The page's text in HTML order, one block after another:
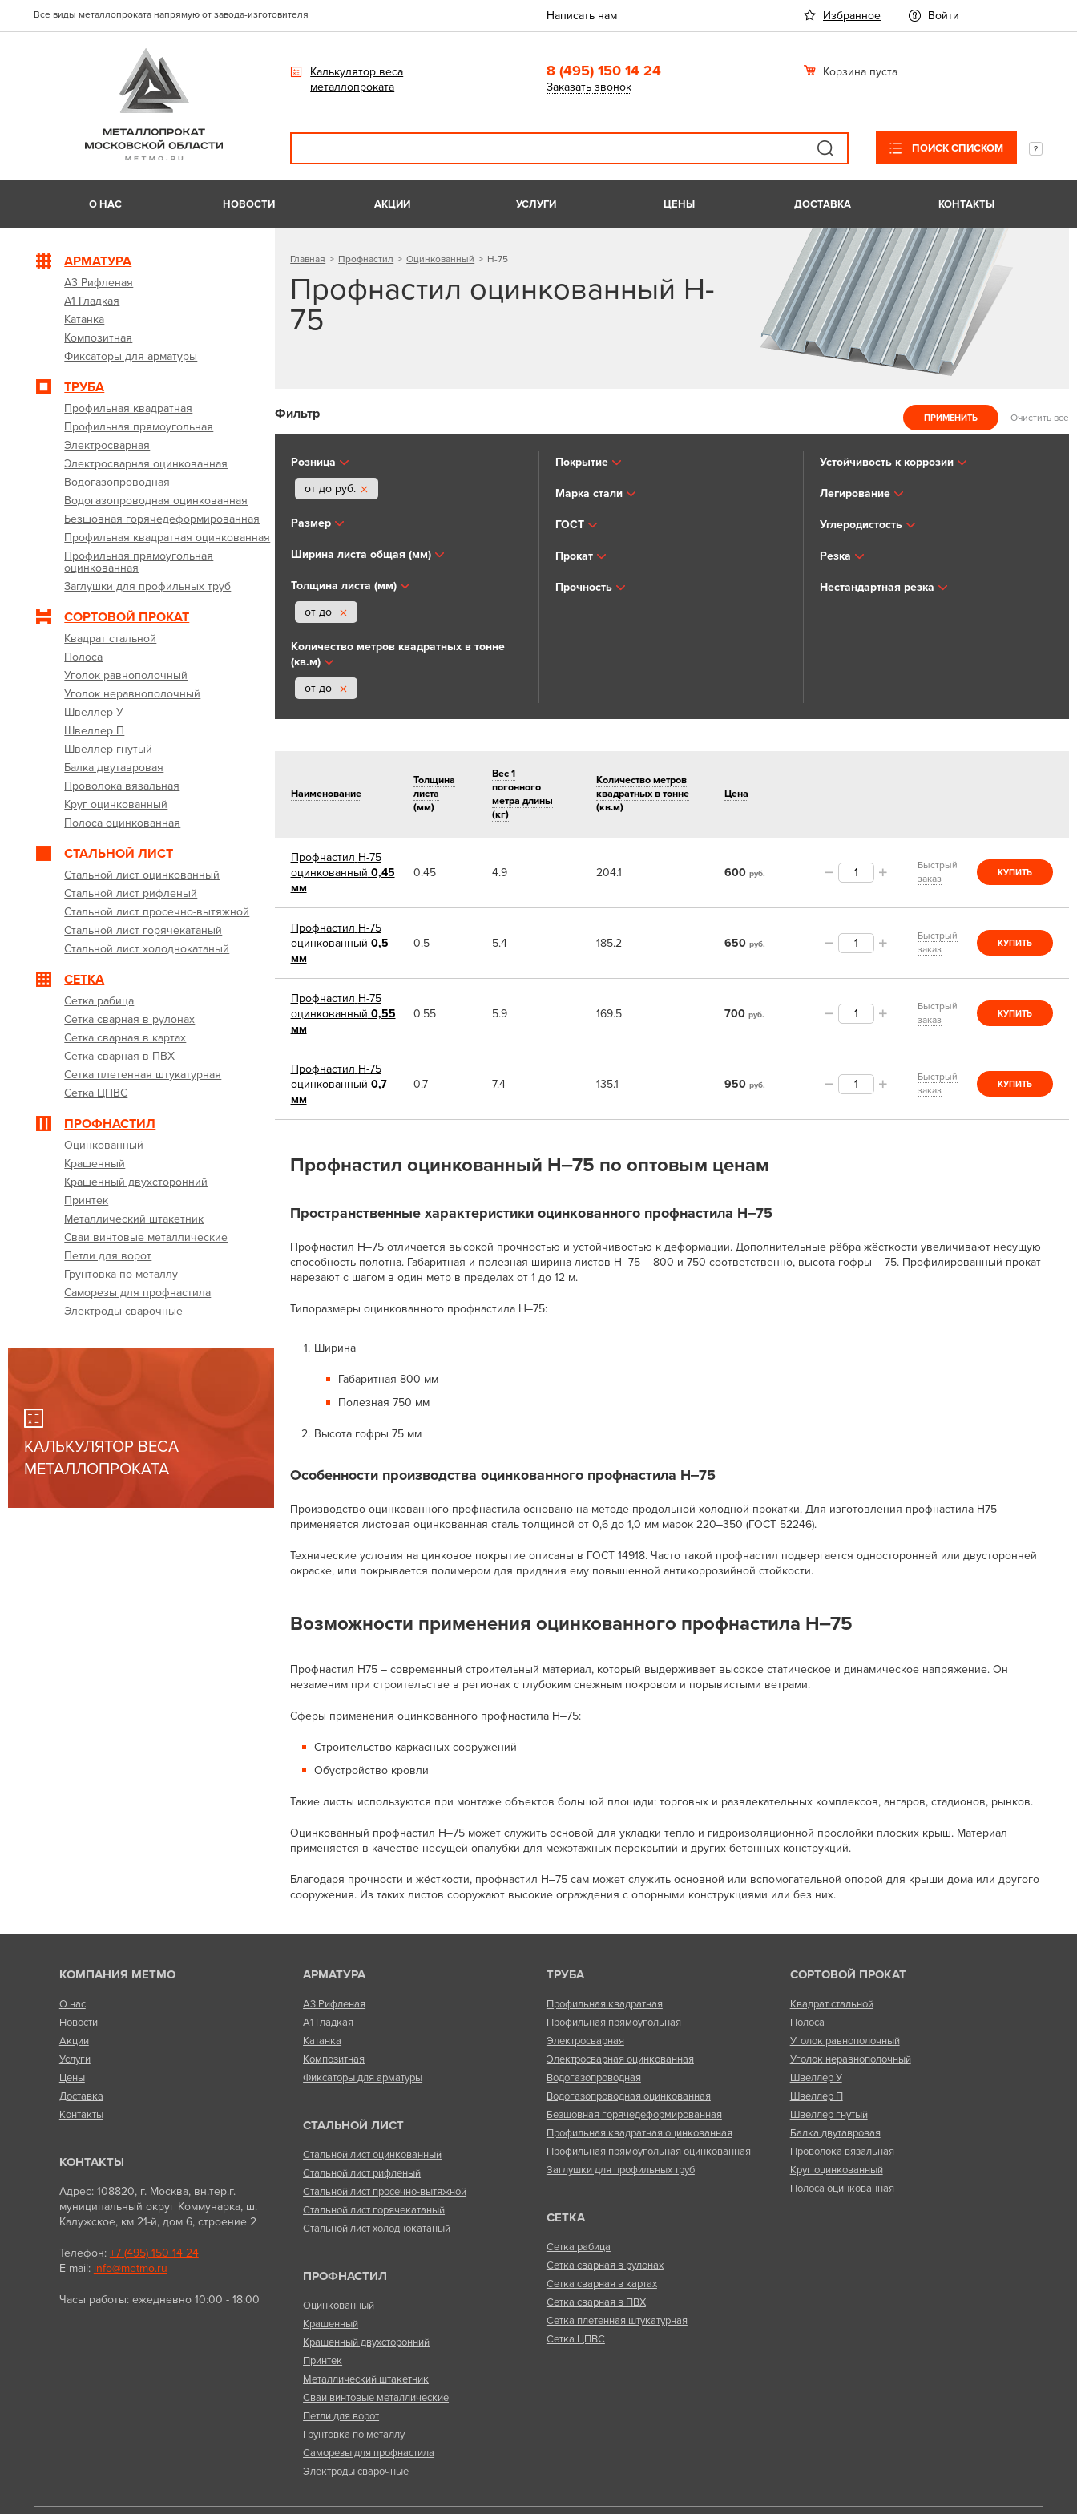
Все виды металлопроката напрямую от завода-изготовителя Написать нам Избранное Войти
Калькулятор веса
металлопроката
8 (495) 150 14 24
Заказать звонок
Корзина пуста
ПОИСК СПИСКОМ
О НАС НОВОСТИ АКЦИИ УСЛУГИ ЦЕНЫ ДОСТАВКА КОНТАКТЫ
АРМАТУРА
А3 Рифленая
А1 Гладкая
Катанка
Композитная
Фиксаторы для арматуры
ТРУБА
Профильная квадратная
Профильная прямоугольная
Электросварная
Электросварная оцинкованная
Водогазопроводная
Водогазопроводная оцинкованная
Безшовная горячедеформированная
Профильная квадратная оцинкованная
Профильная прямоугольная
оцинкованная
Заглушки для профильных труб
СОРТОВОЙ ПРОКАТ
Квадрат стальной
Полоса
Уголок равнополочный
Уголок неравнополочный
Швеллер У
Швеллер П
Швеллер гнутый
Балка двутавровая
Проволока вязальная
Круг оцинкованный
Полоса оцинкованная
СТАЛЬНОЙ ЛИСТ
Стальной лист оцинкованный
Стальной лист рифленый
Стальной лист просечно-вытяжной
Стальной лист горячекатаный
Стальной лист холоднокатаный
СЕТКА
Сетка рабица
Сетка сварная в рулонах
Сетка сварная в картах
Сетка сварная в ПВХ
Сетка плетенная штукатурная
Сетка ЦПВС
ПРОФНАСТИЛ
Оцинкованный
Крашенный
Крашенный двухсторонний
Принтек
Металлический штакетник
Сваи винтовые металлические
Петли для ворот
Грунтовка по металлу
Саморезы для профнастила
Электроды сварочные
КАЛЬКУЛЯТОР ВЕСА
МЕТАЛЛОПРОКАТА
Главная Профнастил Оцинкованный Н-75
Профнастил оцинкованный H-
75
Фильтр Очистить все
Розница
от до руб.
Размер
Ширина листа общая (мм)
Толщина листа (мм)
от до
Количество метров квадратных в тонне
(кв.м)
от до
Покрытие
Марка стали
ГОСТ
Прокат
Прочность
Устойчивость к коррозии
Легирование
Углеродистость
Резка
Нестандартная резка
Наименование
Толщина
листа
(мм)
Вес 1
погонного
метра длины
(кг)
Количество метров
квадратных в тонне
(кв.м)
Цена
Профнастил Н-75
оцинкованный 0,45
мм
0.45 4.9 204.1 600 руб.
Быстрый
заказ
КУПИТЬ
Профнастил Н-75
оцинкованный 0,5
мм
0.5 5.4 185.2 650 руб.
Быстрый
заказ
КУПИТЬ
Профнастил Н-75
оцинкованный 0,55
мм
0.55 5.9 169.5 700 руб.
Быстрый
заказ
КУПИТЬ
Профнастил Н-75
оцинкованный 0,7
мм
0.7 7.4 135.1 950 руб.
Быстрый
заказ
КУПИТЬ
Профнастил оцинкованный Н‒75 по оптовым ценам
Пространственные характеристики оцинкованного профнастила Н‒75
Профнастил Н‒75 отличается высокой прочностью и устойчивостью к деформации. Дополнительные рёбра жёсткости увеличивают несущую
способность полотна. Габаритная и полезная ширина листов Н‒75 ‒ 800 и 750 соответственно, высота гофры ‒ 75. Профилированный прокат
нарезают с шагом в один метр в пределах от 1 до 12 м.
Типоразмеры оцинкованного профнастила Н‒75:
Ширина
Габаритная 800 мм
Полезная 750 мм
Высота гофры 75 мм
Особенности производства оцинкованного профнастила Н‒75
Производство оцинкованного профнастила основано на методе продольной холодной прокатки. Для изготовления профнастила Н75
применяется листовая оцинкованная сталь толщиной от 0,6 до 1,0 мм марок 220‒350 (ГОСТ 52246).
Технические условия на цинковое покрытие описаны в ГОСТ 14918. Часто такой профнастил подвергается односторонней или двусторонней
окраске, или покрывается полимером для придания ему повышенной антикоррозийной стойкости.
Возможности применения оцинкованного профнастила Н‒75
Профнастил Н75 ‒ современный строительный материал, который выдерживает высокое статическое и динамическое напряжение. Он
незаменим при строительстве в регионах с глубоким снежным покровом и порывистыми ветрами.
Сферы применения оцинкованного профнастила Н‒75:
Строительство каркасных сооружений
Обустройство кровли
Такие листы используются при монтаже объектов большой площади: торговых и развлекательных комплексов, ангаров, стадионов, рынков.
Оцинкованный профнастил Н‒75 может служить основой для укладки тепло и гидроизоляционной прослойки плоских крыш. Материал
применяется в качестве несущей опалубки для межэтажных перекрытий и других бетонных конструкций.
Благодаря прочности и жёсткости, профнастил Н‒75 сам может служить основной или вспомогательной опорой для крыши дома или другого
сооружения. Из таких листов сооружают высокие ограждения с опорными конструкциями или без них.
КОМПАНИЯ МЕТМО
О нас
Новости
Акции
Услуги
Цены
Доставка
Контакты
КОНТАКТЫ
Адрес: 108820, г. Москва, вн.тер.г.
муниципальный округ Коммунарка, ш.
Калужское, км 21-й, дом 6, строение 2
Телефон: +7 (495) 150 14 24
E-mail: info@metmo.ru
Часы работы: ежедневно 10:00 - 18:00
АРМАТУРА
А3 Рифленая
А1 Гладкая
Катанка
Композитная
Фиксаторы для арматуры
СТАЛЬНОЙ ЛИСТ
Стальной лист оцинкованный
Стальной лист рифленый
Стальной лист просечно-вытяжной
Стальной лист горячекатаный
Стальной лист холоднокатаный
ПРОФНАСТИЛ
Оцинкованный
Крашенный
Крашенный двухсторонний
Принтек
Металлический штакетник
Сваи винтовые металлические
Петли для ворот
Грунтовка по металлу
Саморезы для профнастила
Электроды сварочные
ТРУБА
Профильная квадратная
Профильная прямоугольная
Электросварная
Электросварная оцинкованная
Водогазопроводная
Водогазопроводная оцинкованная
Безшовная горячедеформированная
Профильная квадратная оцинкованная
Профильная прямоугольная оцинкованная
Заглушки для профильных труб
СЕТКА
Сетка рабица
Сетка сварная в рулонах
Сетка сварная в картах
Сетка сварная в ПВХ
Сетка плетенная штукатурная
Сетка ЦПВС
СОРТОВОЙ ПРОКАТ
Квадрат стальной
Полоса
Уголок равнополочный
Уголок неравнополочный
Швеллер У
Швеллер П
Швеллер гнутый
Балка двутавровая
Проволока вязальная
Круг оцинкованный
Полоса оцинкованная